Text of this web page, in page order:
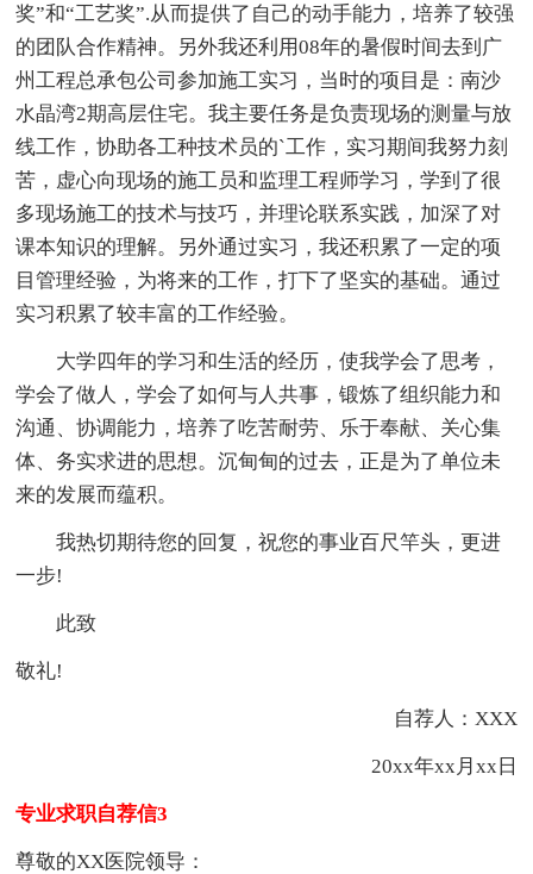
奖”和“工艺奖”.从而提供了自己的动手能力，培养了较强
的团队合作精神。另外我还利用08年的暑假时间去到广
州工程总承包公司参加施工实习，当时的项目是：南沙
水晶湾2期高层住宅。我主要任务是负责现场的测量与放
线工作，协助各工种技术员的`工作，实习期间我努力刻
苦，虚心向现场的施工员和监理工程师学习，学到了很
多现场施工的技术与技巧，并理论联系实践，加深了对
课本知识的理解。另外通过实习，我还积累了一定的项
目管理经验，为将来的工作，打下了坚实的基础。通过
实习积累了较丰富的工作经验。
大学四年的学习和生活的经历，使我学会了思考，
学会了做人，学会了如何与人共事，锻炼了组织能力和
沟通、协调能力，培养了吃苦耐劳、乐于奉献、关心集
体、务实求进的思想。沉甸甸的过去，正是为了单位未
来的发展而蕴积。
我热切期待您的回复，祝您的事业百尺竿头，更进
一步!
此致
敬礼!
自荐人：XXX
20xx年xx月xx日
专业求职自荐信3
尊敬的XX医院领导：